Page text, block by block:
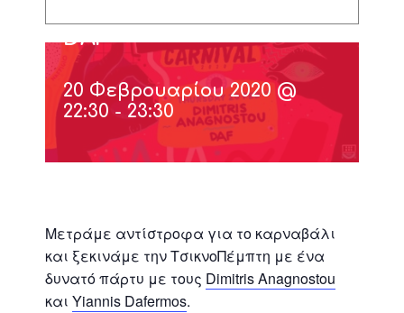
DAF
20 Φεβρουαρίου 2020 @
22:30 - 23:30
Μετράμε αντίστροφα για το καρναβάλι
και ξεκινάμε την ΤσικνοΠέμπτη με ένα
δυνατό πάρτυ με τους Dimitris Anagnostou
και Yiannis Dafermos.